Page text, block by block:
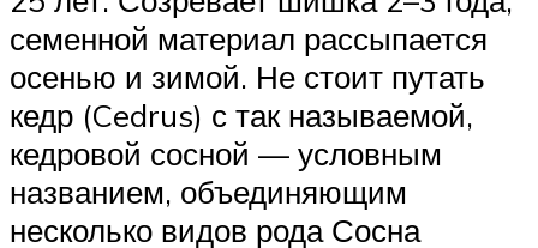
семенной материал рассыпается
осенью и зимой. Не стоит путать
кедр (Cedrus) с так называемой,
кедровой сосной — условным
названием, объединяющим
несколько видов рода Сосна